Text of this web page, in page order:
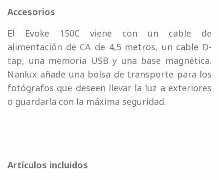
Accesorios
El Evoke 150C viene con un cable de
alimentación de CA de 4,5 metros, un cable D-
tap, una memoria USB y una base magnética.
Nanlux añade una bolsa de transporte para los
fotógrafos que deseen llevar la luz a exteriores
o guardarla con la máxima seguridad.
Artículos incluidos